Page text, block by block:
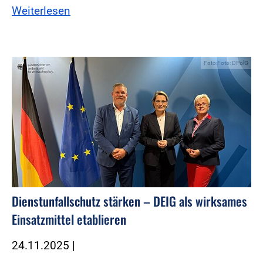
Weiterlesen
Foto:Foto: DPolG
Dienstunfallschutz stärken – DEIG als wirksames
Einsatzmittel etablieren
24.11.2025 |